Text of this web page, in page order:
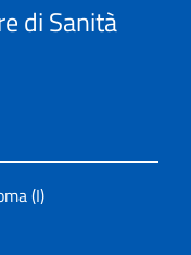
di Sanità
(I)